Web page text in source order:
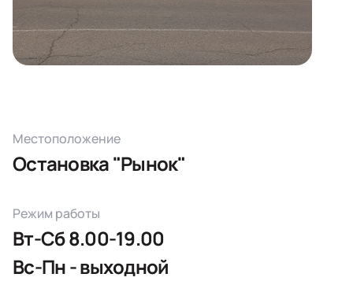
Местоположение
Остановка "Рынок"
Режим работы
Вт-Сб 8.00-19.00
Вс-Пн - выходной